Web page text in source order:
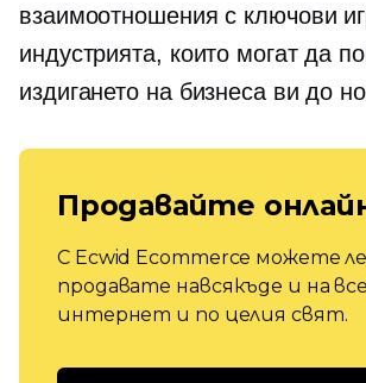
взаимоотношения с ключови
индустрията, които могат да
издигането на бизнеса ви до
Продавайте
С Ecwid Ecommerce можете
продавате навсякъде и на
интернет и по целия свят.